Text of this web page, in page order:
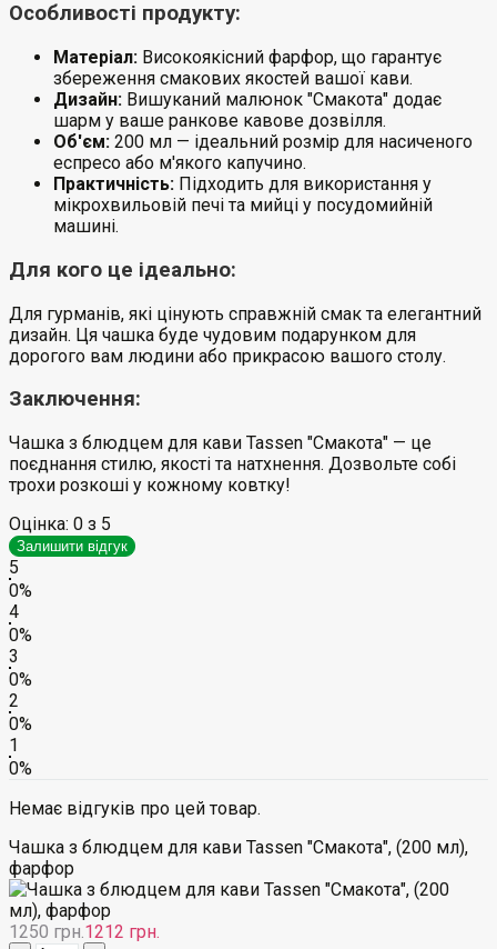
Особливості продукту:
Матеріал: Високоякісний фарфор, що гарантує
збереження смакових якостей вашої кави.
Дизайн: Вишуканий малюнок "Смакота" додає
шарм у ваше ранкове кавове дозвілля.
Об'єм: 200 мл — ідеальний розмір для насиченого
еспресо або м'якого капучино.
Практичність: Підходить для використання у
мікрохвильовій печі та мийці у посудомийній
машині.
Для кого це ідеально:
Для гурманів, які цінують справжній смак та елегантний
дизайн. Ця чашка буде чудовим подарунком для
дорогого вам людини або прикрасою вашого столу.
Заключення:
Чашка з блюдцем для кави Tassen "Смакота" — це
поєднання стилю, якості та натхнення. Дозвольте собі
трохи розкоші у кожному ковтку!
Оцінка: 0 з 5
Залишити відгук
5
0%
4
0%
3
0%
2
0%
1
0%
Немає відгуків про цей товар.
Чашка з блюдцем для кави Tassen "Смакота", (200 мл),
фарфор
1250 грн.1212 грн.